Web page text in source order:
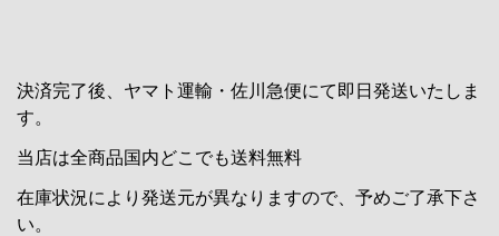
決済完了後、ヤマト運輸・佐川急便にて即日発送いたしま
す。
当店は全商品国内どこでも送料無料
在庫状況により発送元が異なりますので、予めご了承下さ
い。